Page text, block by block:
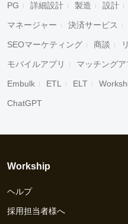
PG 詳細設計 製造 設計
マネージャー 決済サービス
SEOマーケティング 商談
モバイルアプリ マッチングア
Embulk ETL ELT
ChatGPT
Workship
ヘルプ
採用担当者様へ